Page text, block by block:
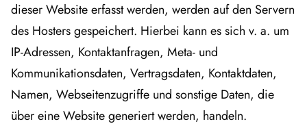
dieser Website erfasst werden, werden auf den Servern
des Hosters gespeichert. Hierbei kann es sich v. a. um
IP-Adressen, Kontaktanfragen, Meta- und
Kommunikationsdaten, Vertragsdaten, Kontaktdaten,
Namen, Webseitenzugriffe und sonstige Daten, die
über eine Website generiert werden, handeln.